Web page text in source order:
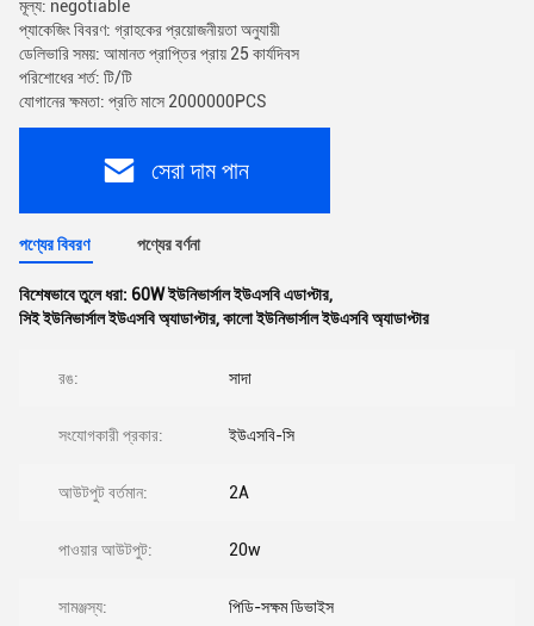
মূল্য: negotiable
প্যাকেজিং বিবরণ: গ্রাহকের প্রয়োজনীয়তা অনুযায়ী
ডেলিভারি সময়: আমানত প্রাপ্তির প্রায় 25 কার্যদিবস
পরিশোধের শর্ত: টি/টি
যোগানের ক্ষমতা: প্রতি মাসে 2000000PCS
সেরা দাম পান
পণ্যের বিবরণ পণ্যের বর্ণনা
বিশেষভাবে তুলে ধরা: 60W ইউনিভার্সাল ইউএসবি এডাপ্টার,
সিই ইউনিভার্সাল ইউএসবি অ্যাডাপ্টার,কালো ইউনিভার্সাল ইউএসবি অ্যাডাপ্টার
রঙ: সাদা
সংযোগকারী প্রকার: ইউএসবি-সি
আউটপুট বর্তমান: 2A
পাওয়ার আউটপুট: 20w
সামঞ্জস্য: পিডি-সক্ষম ডিভাইস